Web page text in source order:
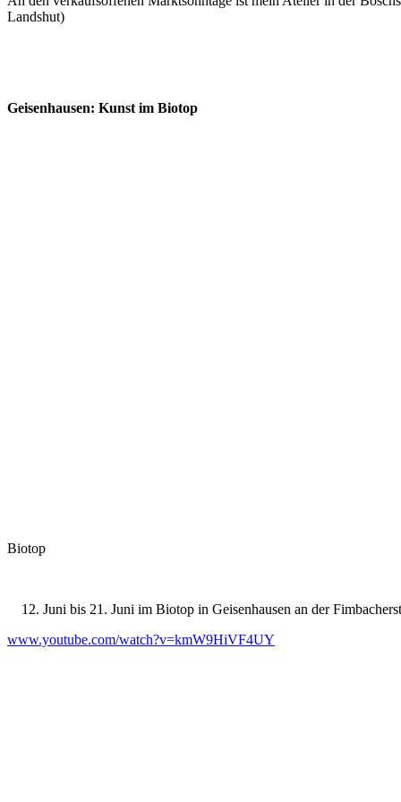
Landshut)
Geisenhausen: Kunst im Biotop
Biotop
Juni bis 21. Juni im Biotop in Geisenhausen an der
www.youtube.com/watch?v=kmW9HiVF4UY